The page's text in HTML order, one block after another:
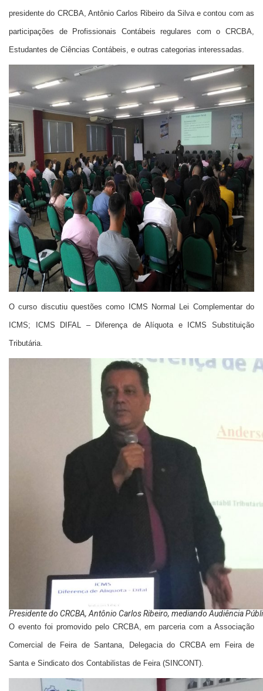
presidente do CRCBA, Antônio Carlos Ribeiro da Silva e contou com as
participações de Profissionais Contábeis regulares com o CRCBA,
Estudantes de Ciências Contábeis, e outras categorias interessadas.
O curso discutiu questões como ICMS Normal Lei Complementar do
ICMS; ICMS DIFAL – Diferença de Alíquota e ICMS Substituição
Tributária.
Presidente do CRCBA, Antônio Carlos Ribeiro, mediando Audiência
O evento foi promovido pelo CRCBA, em parceria com a Associação
Comercial de Feira de Santana, Delegacia do CRCBA em Feira de
Santa e Sindicato dos Contabilistas de Feira (SINCONT).